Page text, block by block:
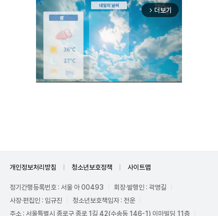
arrow_forward_ios 더보기
개인정보처리방침 청소년보호정책 사이트맵
정기간행등록번호 : 서울 아 00493
회장·발행인 : 곽영길
사장·편집인 : 임규진
청소년보호책임자 : 전운
주소 : 서울특별시 종로구 종로 1길 42(수송동 146-1) 이마빌딩 11층